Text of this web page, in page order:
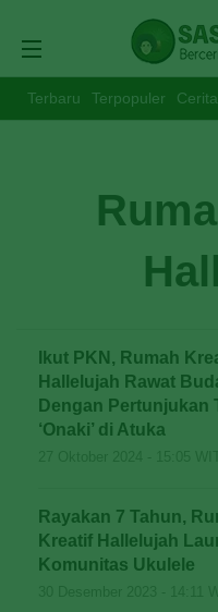
Terbaru Terpopuler Cerita
Ikut PKN, Rumah
Hallelujah Rawat
Dengan Pertunjukan
‘Onaki’ di Atuka
Rayakan 7 Tahun,
Kreatif Hallelujah
Komunitas Ukulele